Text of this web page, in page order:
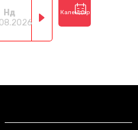
Нд
10.08.2026
11.08.2026
Календар